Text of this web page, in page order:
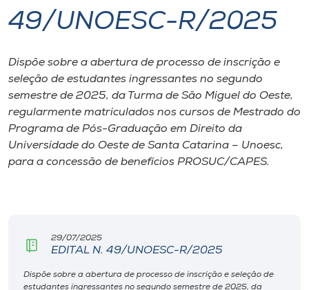
I.nova
Diplomados
Cultura
Editora
Rádio
49/UNOESC-R/2025
Dispõe sobre a abertura de processo de inscrição e
seleção de estudantes ingressantes no segundo
semestre de 2025, da Turma de São Miguel do Oeste,
regularmente matriculados nos cursos de Mestrado do
Programa de Pós-Graduação em Direito da
Universidade do Oeste de Santa Catarina – Unoesc,
para a concessão de benefícios PROSUC/CAPES.
29/07/2025
EDITAL N. 49/UNOESC-R/2025
Dispõe sobre a abertura de processo de inscrição e seleção de
estudantes ingressantes no segundo semestre de 2025, da